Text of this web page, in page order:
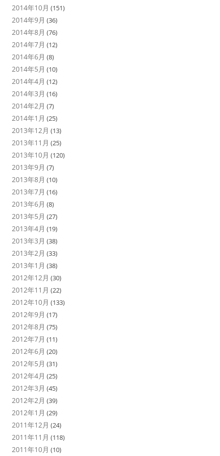
2014年10月 (151)
2014年9月 (36)
2014年8月 (76)
2014年7月 (12)
2014年6月 (8)
2014年5月 (10)
2014年4月 (12)
2014年3月 (16)
2014年2月 (7)
2014年1月 (25)
2013年12月 (13)
2013年11月 (25)
2013年10月 (120)
2013年9月 (7)
2013年8月 (10)
2013年7月 (16)
2013年6月 (8)
2013年5月 (27)
2013年4月 (19)
2013年3月 (38)
2013年2月 (33)
2013年1月 (38)
2012年12月 (30)
2012年11月 (22)
2012年10月 (133)
2012年9月 (17)
2012年8月 (75)
2012年7月 (11)
2012年6月 (20)
2012年5月 (31)
2012年4月 (25)
2012年3月 (45)
2012年2月 (39)
2012年1月 (29)
2011年12月 (24)
2011年11月 (118)
2011年10月 (10)